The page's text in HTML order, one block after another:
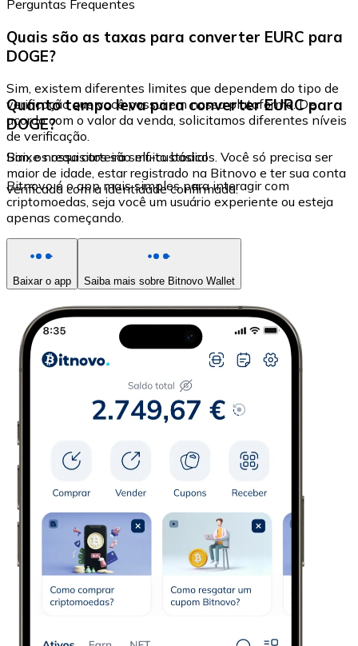
Perguntas Frequentes
Quais são as taxas para converter EURC para
DOGE?
Sim, existem diferentes limites que dependem do tipo de
verificação que você possui em nossa plataforma. De
acordo com o valor da venda, solicitamos diferentes níveis
de verificação.
Quanto tempo leva para converter EURC para
DOGE?
Sim, os requisitos são muito básicos. Você só precisa ser
maior de idade, estar registrado na Bitnovo e ter sua conta
verificada com a identidade confirmada.
Baixe nossa carteira self-custodial
Bitnovo é o app mais simples para interagir com
criptomoedas, seja você um usuário experiente ou esteja
apenas começando.
Baixar o app Saiba mais sobre Bitnovo Wallet